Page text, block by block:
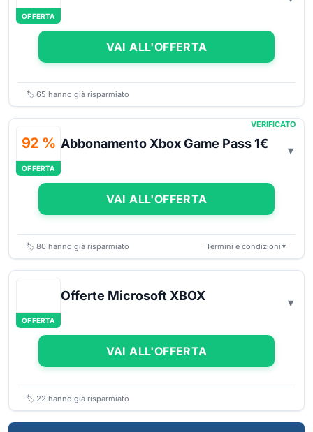
OFFERTA
VAI ALL'OFFERTA
🏷️ 65 hanno già risparmiato
92 %
OFFERTA
VERIFICATO
Abbonamento Xbox Game Pass 1€
VAI ALL'OFFERTA
🏷️ 80 hanno già risparmiato Termini e condizioni ▼
OFFERTA
Offerte Microsoft XBOX
VAI ALL'OFFERTA
🏷️ 22 hanno già risparmiato